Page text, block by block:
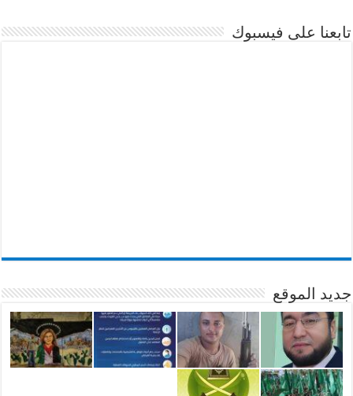
تابعنا على فيسبوك
جديد الموقع